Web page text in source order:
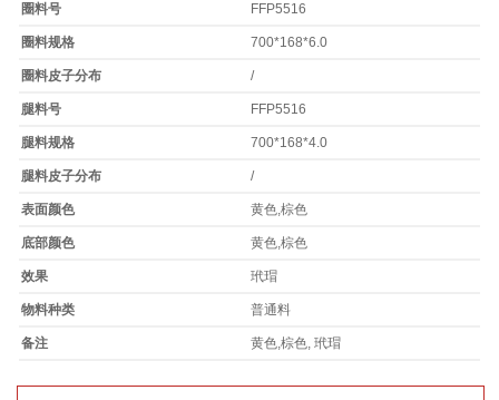
圈料号 FFP5516
圈料规格 700*168*6.0
圈料皮子分布 /
腿料号 FFP5516
腿料规格 700*168*4.0
腿料皮子分布 /
表面颜色 黄色,棕色
底部颜色 黄色,棕色
效果 玳瑁
物料种类 普通料
备注 黄色,棕色, 玳瑁